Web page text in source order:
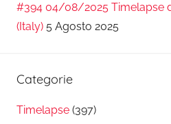
#394 04/08/2025 Timelapse
(Italy) 5 Agosto 2025
Categorie
Timelapse (397)